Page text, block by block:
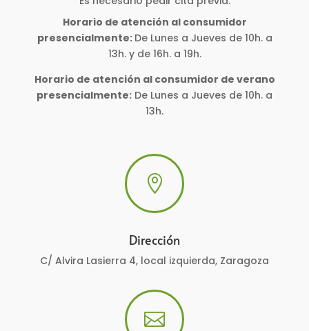
Horario de atención al consumidor
presencialmente: De Lunes a Jueves de 10h. a
13h. y de 16h. a 19h.
Horario de atención al consumidor de verano
presencialmente: De Lunes a Jueves de 10h. a
13h.

Dirección
C/ Alvira Lasierra 4, local izquierda, Zaragoza
